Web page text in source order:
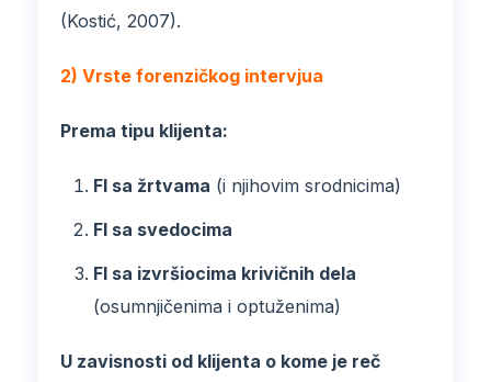
(Kostić, 2007).
2) Vrste forenzičkog intervjua
Prema tipu klijenta:
FI sa žrtvama (i njihovim srodnicima)
FI sa svedocima
FI sa izvršiocima krivičnih dela
(osumnjičenima i optuženima)
U zavisnosti od klijenta o kome je reč